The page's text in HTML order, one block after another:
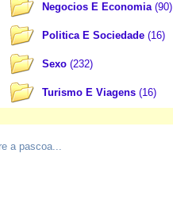
Negocios E Economia(90)
Politica E Sociedade (16)
Sexo (232)
Turismo E Viagens (16)
a pascoa...